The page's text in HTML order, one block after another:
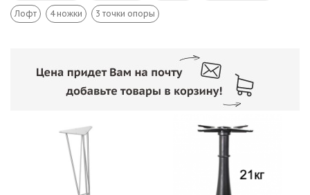
Лофт 4 ножки 3 точки опоры